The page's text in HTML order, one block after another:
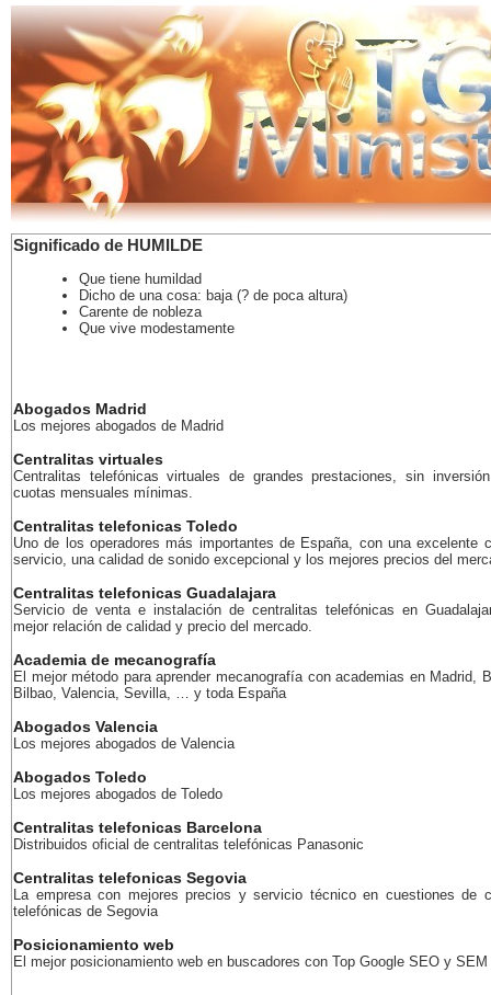
Significado de HUMILDE
Que tiene humildad
Dicho de una cosa: baja (? de poca altura)
Carente de nobleza
Que vive modestamente
Abogados Madrid
Los mejores abogados de Madrid
Centralitas virtuales
Centralitas telefónicas virtuales de grandes prestaciones, sin
cuotas mensuales mínimas.
Centralitas telefonicas Toledo
Uno de los operadores más importantes de España, con una excelente
servicio, una calidad de sonido excepcional y los mejores precios del
Centralitas telefonicas Guadalajara
Servicio de venta e instalación de centralitas telefónicas en
mejor relación de calidad y precio del mercado.
Academia de mecanografía
El mejor método para aprender mecanografía con academias en Madrid,
Bilbao, Valencia, Sevilla, … y toda España
Abogados Valencia
Los mejores abogados de Valencia
Abogados Toledo
Los mejores abogados de Toledo
Centralitas telefonicas Barcelona
Distribuidos oficial de centralitas telefónicas Panasonic
Centralitas telefonicas Segovia
La empresa con mejores precios y servicio técnico en cuestiones de
telefónicas de Segovia
Posicionamiento web
El mejor posicionamiento web en buscadores con Top Google SEO y SEM